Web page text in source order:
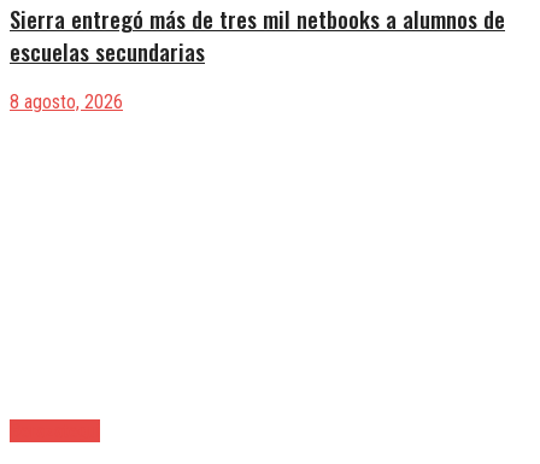
Sierra entregó más de tres mil netbooks a alumnos de
escuelas secundarias
8 agosto, 2026